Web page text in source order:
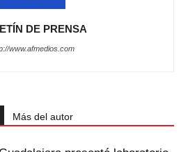
DE PRENSA
www.afmedios.com
Más del autor